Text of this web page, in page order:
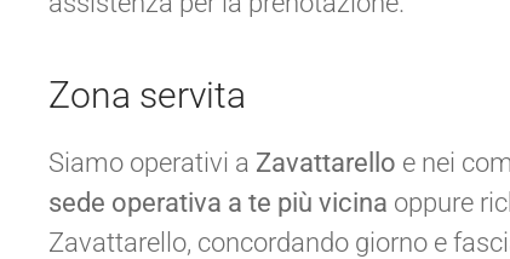
Zona servita
Siamo operativi a Zavattarello e nei
sede operativa a te più vicina oppure
Zavattarello, concordando giorno e